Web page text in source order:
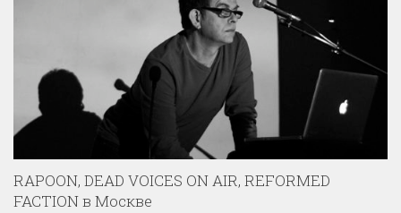
RAPOON, DEAD VOICES ON AIR, REFORMED
FACTION в Москве